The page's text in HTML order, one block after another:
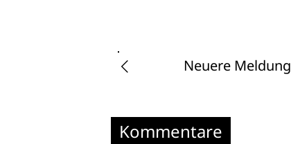
Neuere Meldung
Kommentare